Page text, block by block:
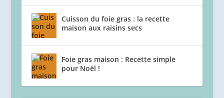
Cuisson du foie gras : la recette
maison aux raisins secs
Foie gras maison : Recette simple
pour Noël !